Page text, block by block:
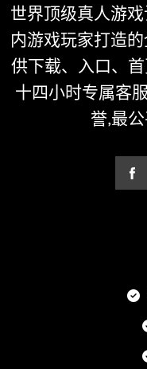
世界顶级真人游
内游戏玩家打造
供下载、入口、
十四小时专属客
誉,最